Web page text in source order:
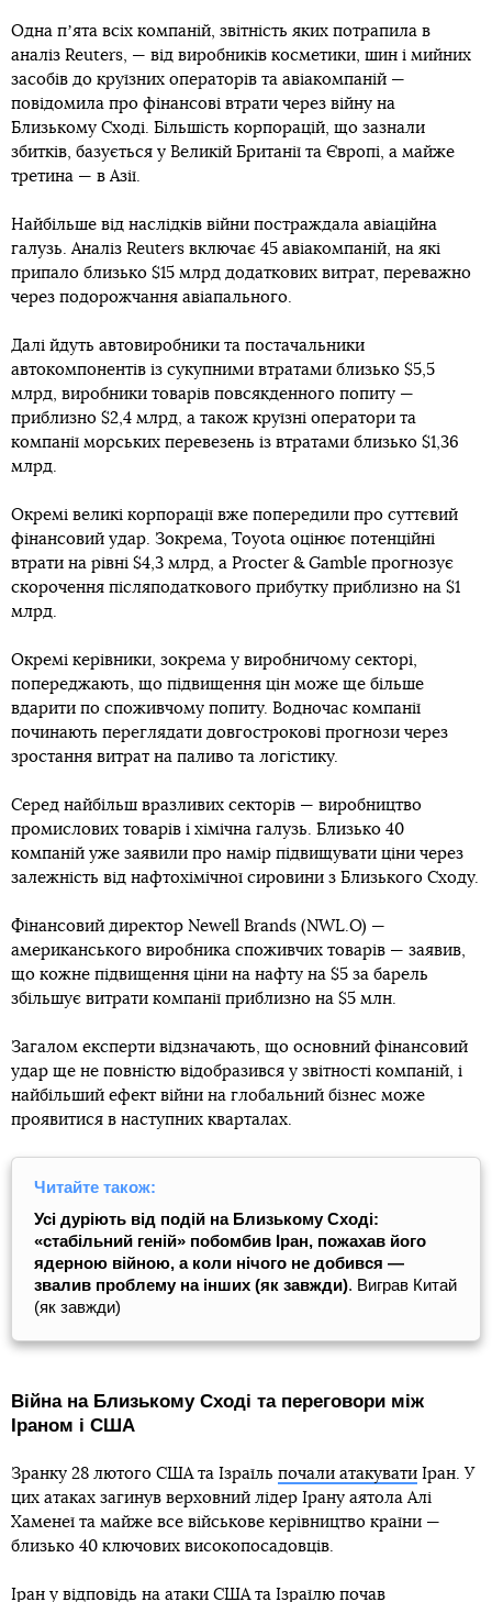
Одна пʼята всіх компаній, звітність яких потрапила в
аналіз Reuters, — від виробників косметики, шин і мийних
засобів до круїзних операторів та авіакомпаній —
повідомила про фінансові втрати через війну на
Близькому Сході. Більшість корпорацій, що зазнали
збитків, базується у Великій Британії та Європі, а майже
третина — в Азії.
Найбільше від наслідків війни постраждала авіаційна
галузь. Аналіз Reuters включає 45 авіакомпаній, на які
припало близько $15 млрд додаткових витрат, переважно
через подорожчання авіапального.
Далі йдуть автовиробники та постачальники
автокомпонентів із сукупними втратами близько $5,5
млрд, виробники товарів повсякденного попиту —
приблизно $2,4 млрд, а також круїзні оператори та
компанії морських перевезень із втратами близько $1,36
млрд.
Окремі великі корпорації вже попередили про суттєвий
фінансовий удар. Зокрема, Toyota оцінює потенційні
втрати на рівні $4,3 млрд, а Procter & Gamble прогнозує
скорочення післяподаткового прибутку приблизно на $1
млрд.
Окремі керівники, зокрема у виробничому секторі,
попереджають, що підвищення цін може ще більше
вдарити по споживчому попиту. Водночас компанії
починають переглядати довгострокові прогнози через
зростання витрат на паливо та логістику.
Серед найбільш вразливих секторів — виробництво
промислових товарів і хімічна галузь. Близько 40
компаній уже заявили про намір підвищувати ціни через
залежність від нафтохімічної сировини з Близького Сходу.
Фінансовий директор Newell Brands (NWL.O) —
американського виробника споживчих товарів — заявив,
що кожне підвищення ціни на нафту на $5 за барель
збільшує витрати компанії приблизно на $5 млн.
Загалом експерти відзначають, що основний фінансовий
удар ще не повністю відобразився у звітності компаній, і
найбільший ефект війни на глобальний бізнес може
проявитися в наступних кварталах.
Читайте також:
Усі дуріють від подій на Близькому Сході:
«стабільний геній» побомбив Іран, пожахав його
ядерною війною, а коли нічого не добився —
звалив проблему на інших (як завжди). Виграв Китай
(як завжди)
Війна на Близькому Сході та переговори між
Іраном і США
Зранку 28 лютого США та Ізраїль почали атакувати Іран. У
цих атаках загинув верховний лідер Ірану аятола Алі
Хаменеї та майже все військове керівництво країни —
близько 40 ключових високопосадовців.
Іран у відповідь на атаки США та Ізраїлю почав